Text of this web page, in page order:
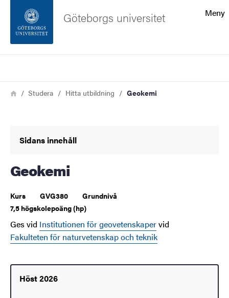
Sidfoten
Meny
Göteborgs universitet
Länkstig
HemStudera Hitta utbildning Geokemi
Sidans innehåll
Geokemi
Kurs GVG380
Grundnivå
7,5 högskolepoäng (hp)
Ges vid Institutionen för geovetenskapervid
Fakulteten för naturvetenskap och teknik
Höst 2026